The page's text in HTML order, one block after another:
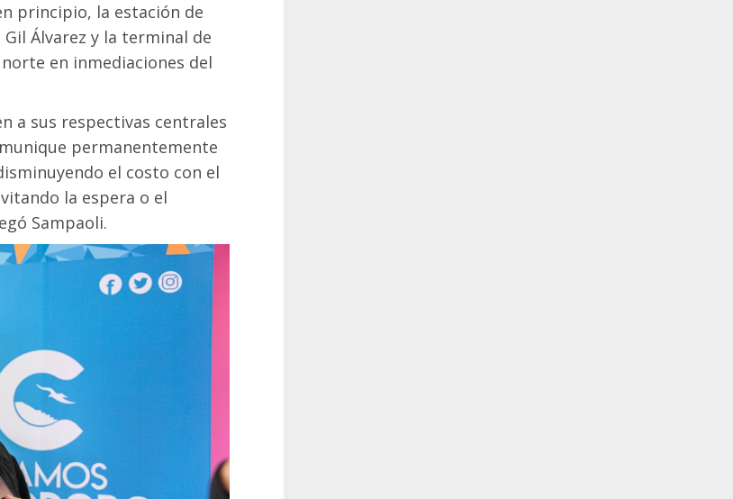
principio, la estación de
Álvarez y la terminal de
en inmediaciones del
a sus respectivas centrales
permanentemente
el costo con el
la espera o el
Sampaoli.